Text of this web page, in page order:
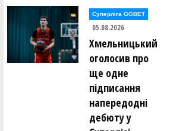
Суперліга GGBET
05.08.2026
Хмельницький
оголосив про
ще одне
підписання
напередодні
дебюту у